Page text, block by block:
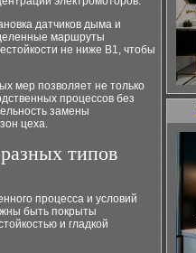
датчиков дыма и
маршруты
не ниже B1, чтобы
мер позволяет не только
процессов без
замены
цеха.
типов
процесса и условий
быть покрыты
и гладкой